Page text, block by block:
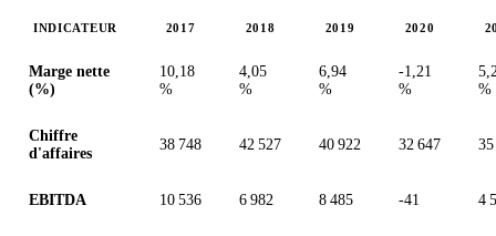
INDICATEUR 2017 2018 2019 2020
Marge nette
(%)
10,18
%
4,05
%
6,94
%
-1,21
%
%
Chiffre
d'affaires
38 748 42 527 40 922 32 647
EBITDA 10 536 6 982 8 485 -41 4